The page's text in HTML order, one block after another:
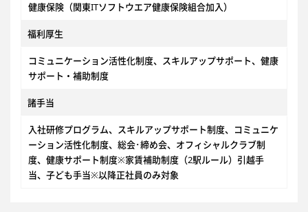
健康保険（関東ITソフトウエア健康保険組合加入）
福利厚生
コミュニケーション活性化制度、スキルアップサポート、健康
サポート・補助制度
諸手当
入社研修プログラム、スキルアップサポート制度、コミュニケ
ーション活性化制度、総会･締め会、オフィシャルクラブ制
度、健康サポート制度※家賃補助制度（2駅ルール）引越手
当、子ども手当※以降正社員のみ対象